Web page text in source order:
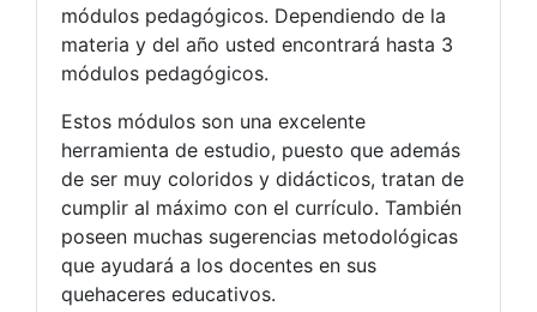
módulos pedagógicos. Dependiendo de la
materia y del año usted encontrará hasta 3
módulos pedagógicos.
Estos módulos son una excelente
herramienta de estudio, puesto que además
de ser muy coloridos y didácticos, tratan de
cumplir al máximo con el currículo. También
poseen muchas sugerencias metodológicas
que ayudará a los docentes en sus
quehaceres educativos.